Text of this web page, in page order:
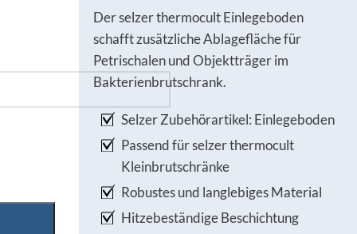
Der selzer thermocult Einlegeboden
schafft zusätzliche Ablagefläche für
Petrischalen und Objektträger im
Bakterienbrutschrank.
Selzer Zubehörartikel: Einlegeboden
Passend für selzer thermocult
Kleinbrutschränke
Robustes und langlebiges Material
Hitzebeständige Beschichtung